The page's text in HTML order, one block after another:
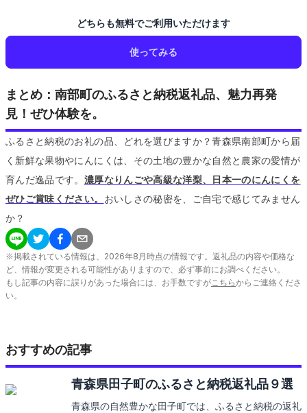
どちらも無料でご利用いただけます
使ってみる
まとめ：南部町のふるさと納税返礼品、魅力再発
見！ぜひ体験を。
ふるさと納税のお礼の品、どれを選びますか？青森県南部町から届
く新鮮な果物やにんにくは、その土地の豊かな自然と農家の愛情が
育んだ逸品です。 濃厚なりんごや高級な洋梨、日本一のにんにくを
ぜひご賞味ください。 おいしさの秘密を、ご自宅で感じてみません
か？
※掲載されている情報は、 2026年8 月時点の情報です。返礼品の内容や価格な
ど、情報が変更される可能性がありますので、必ず事前にお調べください。
もし記事の内容に誤りがあった場合には、お手数ですがこちらからご連絡くださ
い。
おすすめの記事
青森県田子町のふるさと納税返礼品９選
青森県の自然豊かな田子町では、ふるさと納税の返礼